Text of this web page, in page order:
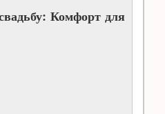
Комфорт для